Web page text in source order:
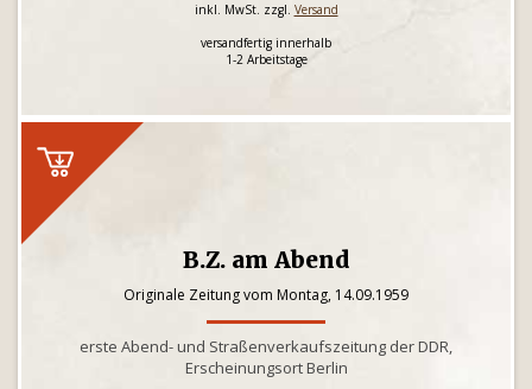
inkl. MwSt. zzgl. Versand
versandfertig innerhalb
1-2 Arbeitstage
B.Z. am Abend
Originale Zeitung vom Montag, 14.09.1959
erste Abend- und Straßenverkaufszeitung der DDR,
Erscheinungsort Berlin